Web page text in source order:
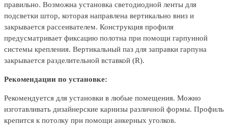
правильно. Возможна установка светодиодной ленты для
подсветки штор, которая направлена вертикально вниз и
закрывается рассеивателем. Конструкция профиля
предусматривает фиксацию полотна при помощи гарпунной
системы крепления. Вертикальный паз для заправки гарпуна
закрывается разделительной вставкой (R).
Рекомендации по установке:
Рекомендуется для установки в любые помещения. Можно
изготавливать дизайнерские карнизы различной формы. Профиль
крепится к потолку при помощи анкерных уголков.